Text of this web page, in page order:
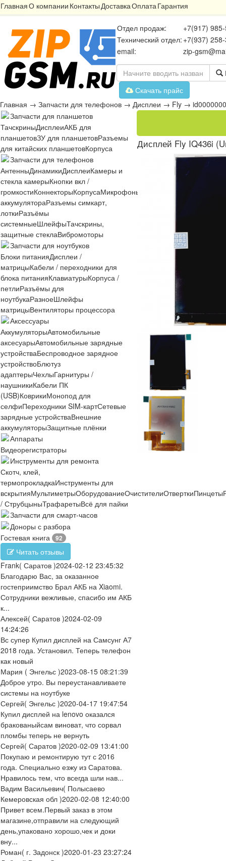
ГлавнаяО компании КонтактыДоставкаОплатаГарантия
Отдел продаж:
+7(917)
Технический отдел: +7(937)
email:
zip-
Скачать прайс
Главная → Запчасти для телефонов → Дисплеи → Fly →
Запчасти для планшетов
ТачскриныДисплеиАКБ для
планшетовЗУ для планшетовРазъемы
для китайских планшетовКорпуса
Запчасти для телефонов
АнтенныДинамикиДисплеиКамеры и
стекла камерыКнопки вкл /
громкостиКоннекторыКорпусаМикрофоны
аккумулятораРазъемы симкарт,
лоткиРазъёмы
системныеШлейфыТачскрины,
защитные стеклаВибромоторы
Запчасти для ноутбуков
Блоки питанияДисплеи /
матрицыКабели / переходники для
блока питанияКлавиатурыКорпуса /
петлиРазъёмы для
ноутбукаРазноеШлейфы
матрицыВентиляторы процессора
Аксессуары
АккумуляторыАвтомобильные
аксесуарыАвтомобильные зарядные
устройстваБеспроводное зарядное
устройствоБлютуз
адаптерыЧехлыГарнитуры /
наушникиКабели ПК
(USB)КоврикиМонопод для
селфиПереходники SIM-картСетевые
зарядные устройстваВнешние
аккумуляторыЗащитные плёнки
Аппараты
Видеорегистраторы
Инструменты для ремонта
Скотч, клей,
термопрокладкаИнструменты для
вскрытияМультиметрыОборудованиеОчистителиОтверткиПинцеты
/ СтрубцыныТрафаретыВсё для пайки
Запчасти для смарт-часов
Доноры с разбора
Гостевая книга
92
Читать отзывы
Frank( Саратов )2024-02-12 23:45:32
Благодарю Вас, за оказанное
гостеприимство Брал АКБ на Xiaomi.
Сотрудники вежливые, спасибо им АКБ
к...
Алексей( Саратов )2024-02-09
14:24:26
Вс супер Купил дисплей на Самсунг А7
2018 года. Установил. Теперь телефон
как новый
Мария ( Энгельс )2023-08-15 08:21:39
Доброе утро. Вы переустанавливаете
системы на ноутбуке
Сергей( Энгельс )2020-04-17 19:47:54
Купил дисплей на lenovo оказался
бракованыйсам виноват, что сорвал
пломбы теперь не вернуть
Сергей( Саратов )2020-02-09 13:41:00
Покупаю и ремонтирую тут с 2016
года. Специально езжу из Саратова.
Нравилось тем, что всегда шли нав...
Вадим Васильевич( Полысаево
Кемеровская обл )2020-02-08 12:40:00
Привет всем.Первый заказ в этом
магазине,отправили на следующий
день,упаковано хорошо,чек и доки
вну...
Роман( г. Задонск )2020-01-23 23:27:24
Дисплей Fly IQ436i